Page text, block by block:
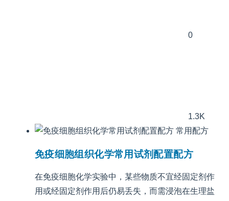
0
1.3K
常用配方
免疫细胞组织化学常用试剂配置配方
在免疫细胞化学实验中，某些物质不宜经固定剂作
用或经固定剂作用后仍易丢失，而需浸泡在生理盐